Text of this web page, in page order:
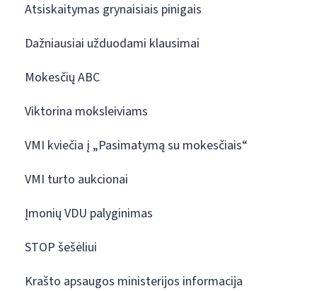
Atsiskaitymas grynaisiais pinigais
Dažniausiai užduodami klausimai
Mokesčių ABC
Viktorina moksleiviams
VMI kviečia į „Pasimatymą su mokesčiais“
VMI turto aukcionai
Įmonių VDU palyginimas
STOP šešėliui
Krašto apsaugos ministerijos informacija